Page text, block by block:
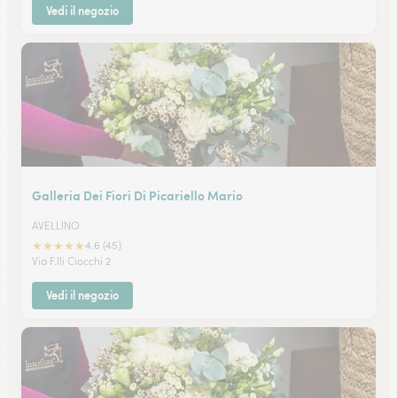
Vedi il negozio
Galleria Dei Fiori Di Picariello Mario
AVELLINO
★★★★★4.6 (45)
Via F.lli Ciocchi 2
Vedi il negozio